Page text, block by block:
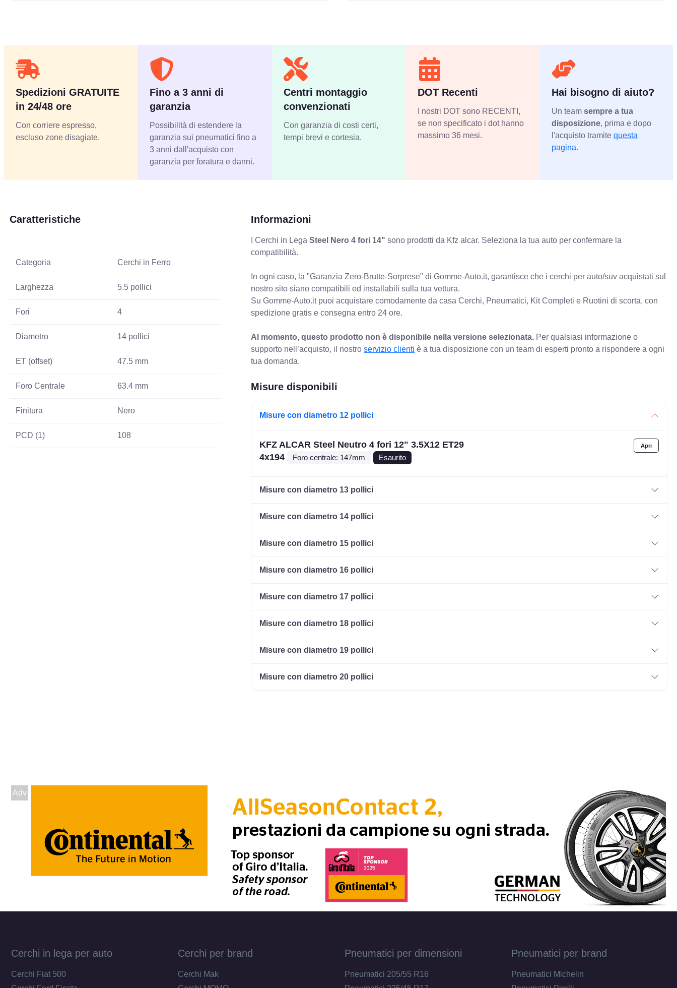
Spedizioni GRATUITE
in 24/48 ore
Con corriere espresso,
escluso zone disagiate.
Fino a 3 anni di
garanzia
Possibilità di estendere la
garanzia sui pneumatici fino a
3 anni dall'acquisto con
garanzia per foratura e danni.
Centri montaggio
convenzionati
Con garanzia di costi certi,
tempi brevi e cortesia.
DOT Recenti
I nostri DOT sono RECENTI,
se non specificato i dot hanno
massimo 36 mesi.
Hai bisogno di aiuto?
Un team sempre a tua
disposizione, prima e dopo
l'acquisto tramite questa
pagina.
Caratteristiche
Categoria Cerchi in Ferro
Larghezza 5.5 pollici
Fori 4
Diametro 14 pollici
ET (offset) 47.5 mm
Foro Centrale 63.4 mm
Finitura Nero
PCD (1) 108
Informazioni
I Cerchi in LegaSteel Nero 4 fori 14" sono prodotti da Kfz alcar. Seleziona la tua auto per confermare la
compatibilità.
In ogni caso, la "Garanzia Zero-Brutte-Sorprese" di Gomme-Auto.it, garantisce che i cerchi per auto/suv acquistati sul
nostro sito siano compatibili ed installabili sulla tua vettura.
Su Gomme-Auto.it puoi acquistare comodamente da casa Cerchi, Pneumatici, Kit Completi e Ruotini di scorta, con
spedizione gratis e consegna entro 24 ore.
Al momento, questo prodotto non è disponibile nella versione selezionata. Per qualsiasi informazione o
supporto nell’acquisto, il nostroservizio clienti è a tua disposizione con un team di esperti pronto a rispondere a ogni
tua domanda.
Misure disponibili
Misure con diametro 12 pollici
KFZ ALCAR Steel Neutro 4 fori 12" 3.5X12 ET29
4x194
Foro centrale: 147mm Esaurito
Misure con diametro 13 pollici
Misure con diametro 14 pollici
Misure con diametro 15 pollici
Misure con diametro 16 pollici
Misure con diametro 17 pollici
Misure con diametro 18 pollici
Misure con diametro 19 pollici
Misure con diametro 20 pollici
Adv
Cerchi in lega per auto
Cerchi Fiat 500
Cerchi per brand
Cerchi Mak
Pneumatici per dimensioni
Pneumatici 205/55 R16
Pneumatici per brand
Pneumatici Michelin